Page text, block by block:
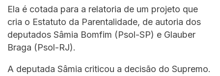
Ela é cotada para a relatoria de um projeto que
cria o Estatuto da Parentalidade, de autoria dos
deputados Sâmia Bomfim (Psol-SP) e Glauber
Braga (Psol-RJ).
A deputada Sâmia criticou a decisão do Supremo.